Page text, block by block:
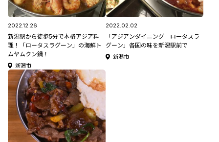
2022.12.26
新潟駅から徒歩5分で本格アジア料
理！「ロータスラグーン」の海鮮ト
ムヤムクン鍋！
新潟市
2022.02.02
「アジアンダイニング ロータスラ
グーン」各国の味を新潟駅前で
新潟市